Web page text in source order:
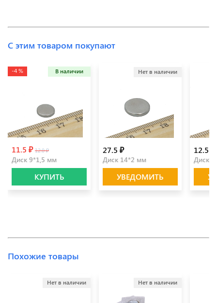
С этим товаром покупают
-4 % В наличии
11.5 ₽ 12.0 ₽
Диск 9*1,5 мм
КУПИТЬ
Нет в наличии
27.5 ₽
Диск 14*2 мм
УВЕДОМИТЬ
12.5 ₽
Диск
Похожие товары
Нет в наличии Нет в наличии